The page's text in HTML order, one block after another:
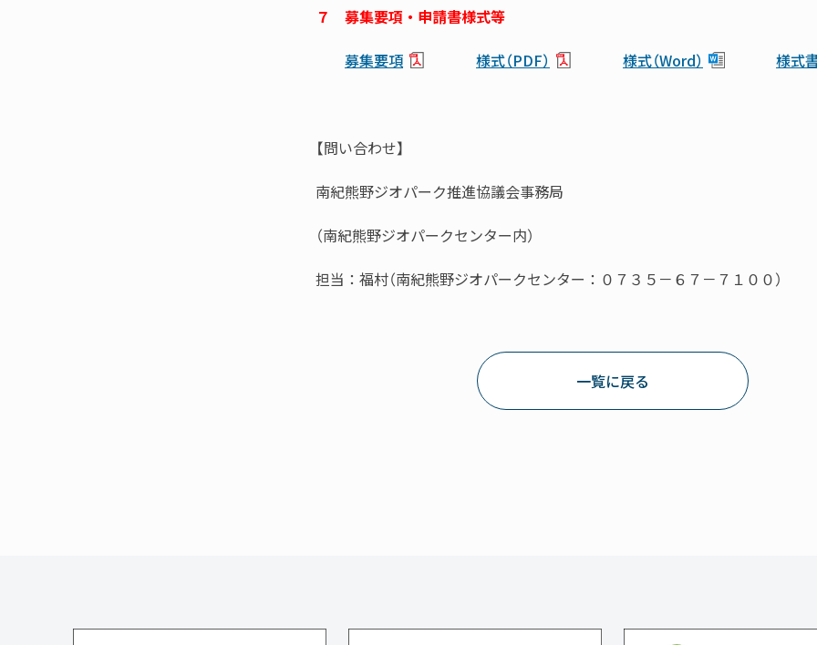
７ 募集要項・申請書様式等
募集要項
様式（PDF） 様式（Word） 様式
【問い合わせ】
南紀熊野ジオパーク推進協議会事務局
（南紀熊野ジオパークセンター内）
担当：福村（南紀熊野ジオパークセンター：０７３５－６７－７１００）
一覧に戻る